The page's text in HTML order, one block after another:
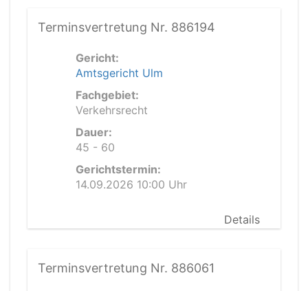
Terminsvertretung Nr. 886194
Gericht:
Amtsgericht Ulm
Fachgebiet:
Verkehrsrecht
Dauer:
45 - 60
Gerichtstermin:
14.09.2026 10:00 Uhr
Details
Terminsvertretung Nr. 886061